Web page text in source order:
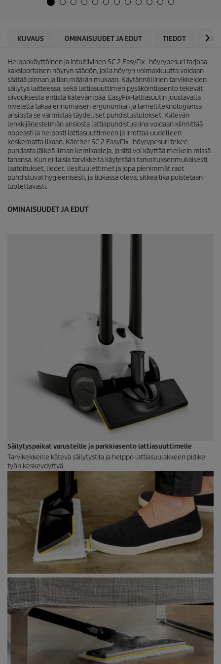
e
6
v
o
s
t
e
l
u
a
KUVAUS OMINAISUUDET JA EDUT TIEDOT
Helppokäyttöinen ja intuitiivinen SC 2 EasyFix -höyrypesuri tarjoaa
kaksiportaisen höyryn säädön, jolla höyryn voimakkuutta voidaan
säätää pinnan ja lian määrän mukaan. Käytännöllinen tarvikkeiden
säilytys laitteessa, sekä lattiasuuttimen pysäköintiasento tekevät
siivouksesta entistä kätevämpää. EasyFix-lattiasuutin joustavalla
nivelellä takaa erinomaisen ergonomian ja lamelliteknologiansa
ansiosta se varmistaa täydelliset puhdistustulokset. Kätevän
lenkkijärjestelmän ansiosta lattiapuhdistusliina voidaan kiinnittää
nopeasti ja helposti lattiasuuttimeen ja irrottaa uudelleen
koskematta likaan. Kärcher SC 2 EasyFix -höyrypesuri tekee
puhdasta jälkeä ilman kemikaaleja, ja sitä voi käyttää melkein missä
tahansa. Kun erilaisia tarvikkeita käytetään tarkoituksenmukaisesti,
laatoitukset, liedet, liesituulettimet ja jopa pienimmät raot
puhdistuvat hygieenisesti, ja tiukassa oleva, sitkeä lika poistetaan
luotettavasti.
OMINAISUUDET JA EDUT
Säilytyspaikat varusteille ja parkkiasento lattiasuuttimelle
Tarvikekkeille kätevä säilytystila ja helppo lattiasuulakkeen pidike
työn keskeydyttyä.